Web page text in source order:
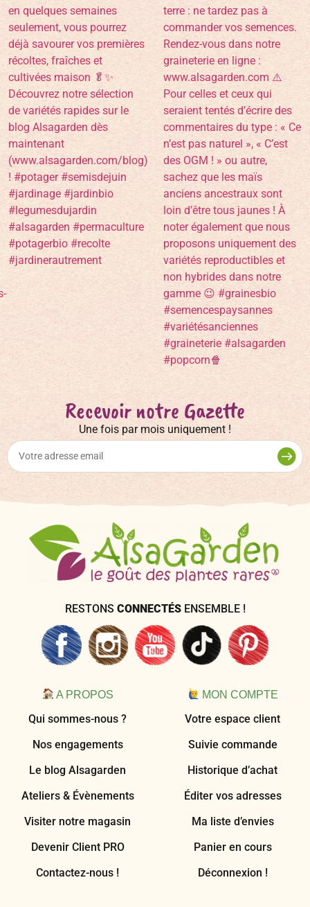
Recevoir notre Gazette
Une fois par mois uniquement !
RESTONS CONNECTÉS ENSEMBLE !
A PROPOS
Qui sommes-nous ?
Nos engagements
Le blog Alsagarden
Ateliers & Évènements
Visiter notre magasin
Devenir Client PRO
Contactez-nous !
MON COMPTE
Votre espace client
Suivie commande
Historique d’achat
Éditer vos adresses
Ma liste d’envies
Panier en cours
Déconnexion !